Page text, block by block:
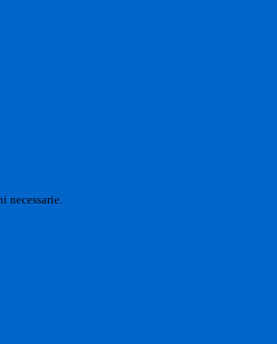
necessarie.